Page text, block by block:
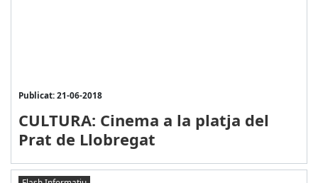
Publicat: 21-06-2018
CULTURA: Cinema a la platja del
Prat de Llobregat